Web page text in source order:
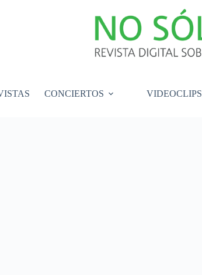
CONCIERTOS VIDEOCLIPS